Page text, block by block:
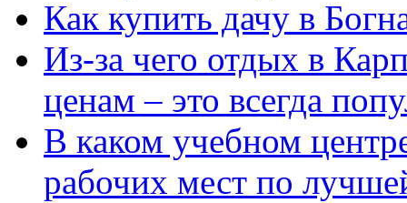
Как купить дачу в
Из-за чего отдых в
ценам – это всегда
В каком учебном
рабочих мест по